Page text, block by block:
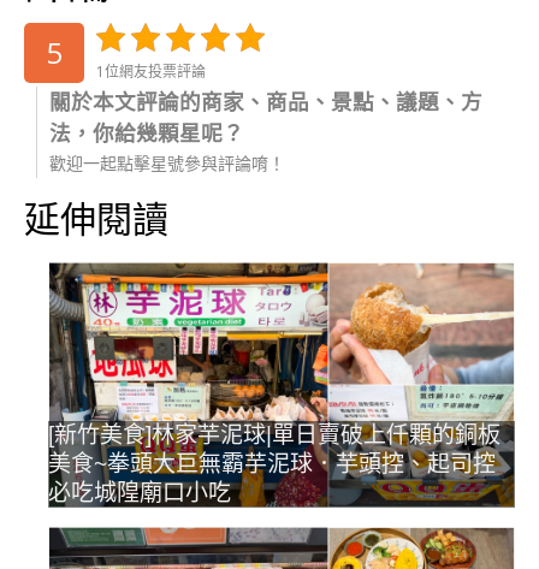
5 1位網友投票評論
關於本文評論的商家、商品、景點、議題、方
法，你給幾顆星呢？
歡迎一起點擊星號參與評論唷！
延伸閱讀
[新竹美食]林家芋泥球|單日賣破上仟顆的銅板
美食~拳頭大巨無霸芋泥球．芋頭控、起司控
必吃城隍廟口小吃